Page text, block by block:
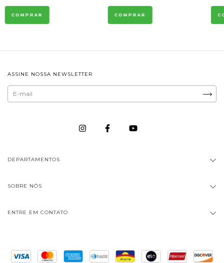
COMPRAR
ASSINE NOSSA NEWSLETTER
DEPARTAMENTOS
SOBRE NÓS
ENTRE EM CONTATO